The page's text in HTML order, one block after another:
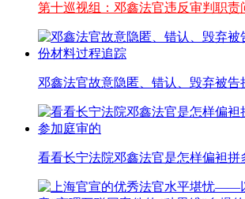
第十巡视组：邓鑫法官违反审判职责
邓鑫法官故意隐匿、错认、毁弃被告
看看长宁法院邓鑫法官是怎样偏袒拼